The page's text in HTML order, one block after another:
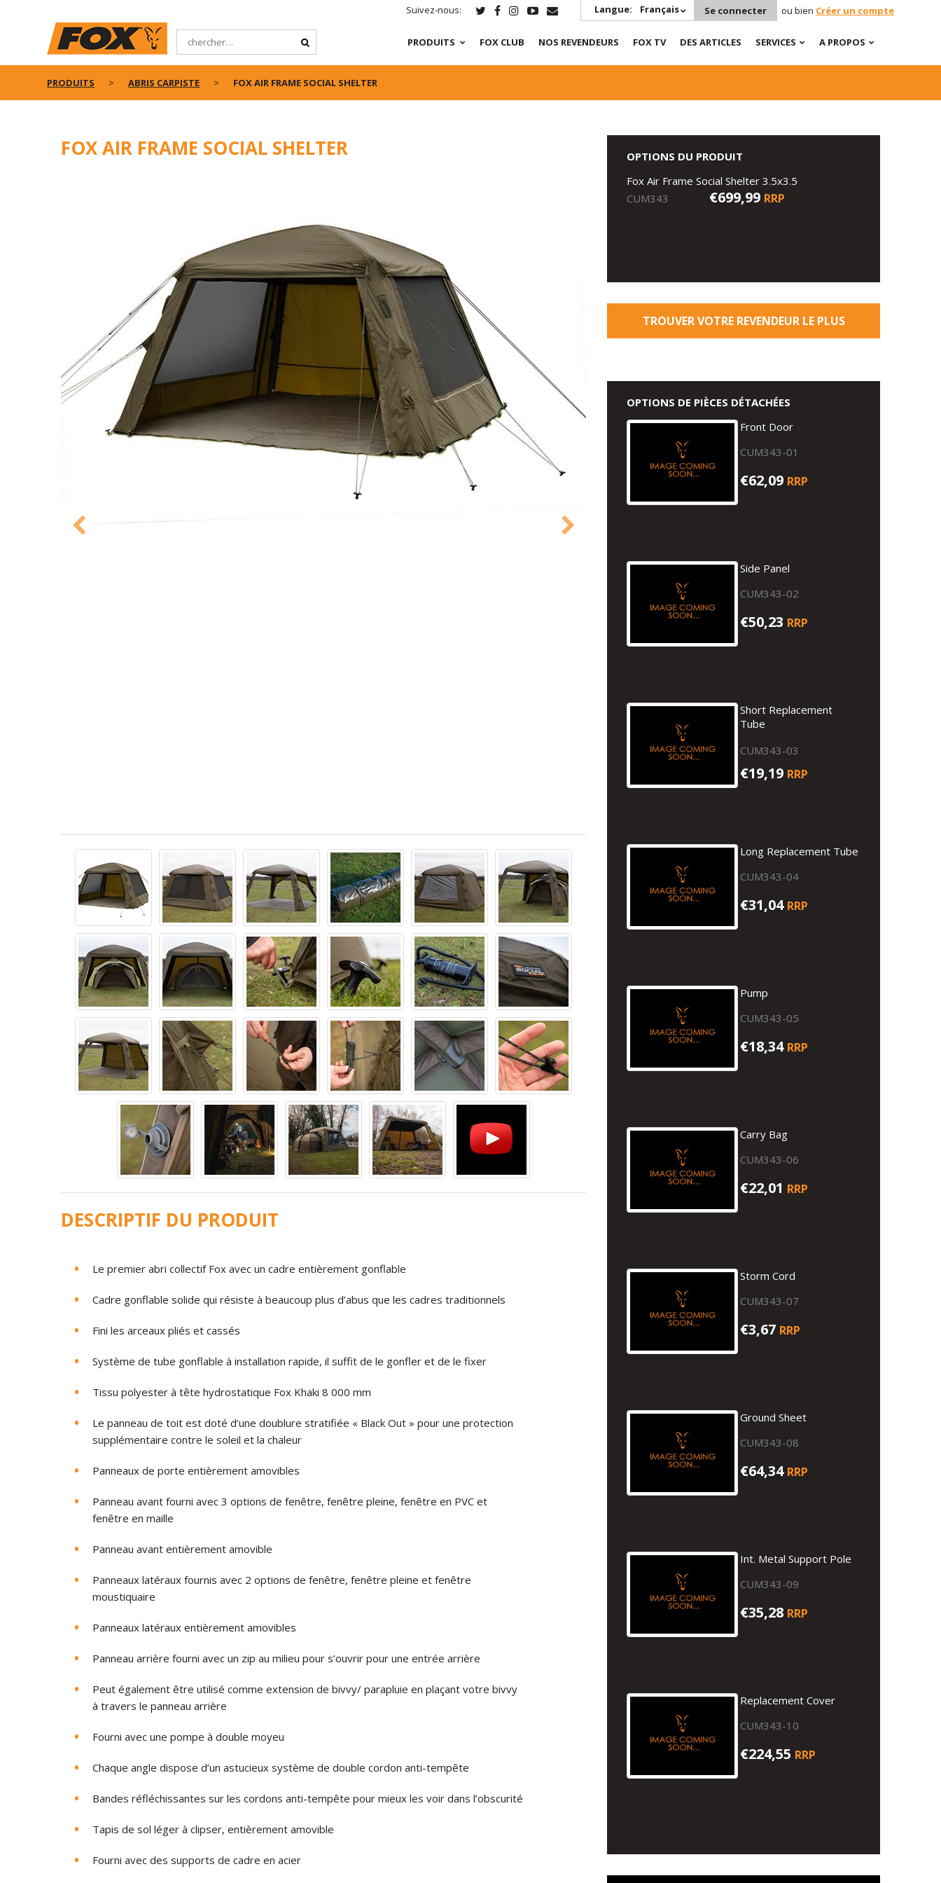
Suivez-nous: Langue: Français Se connecter ou bien Créer un compte
PRODUITS FOX CLUB NOS REVENDEURS FOX TV DES ARTICLES SERVICES A PROPOS
PRODUITS ABRIS CARPISTE FOX AIR FRAME SOCIAL SHELTER
FOX AIR FRAME SOCIAL SHELTER
DESCRIPTIF DU PRODUIT
Le premier abri collectif Fox avec un cadre entièrement gonflable
Cadre gonflable solide qui résiste à beaucoup plus d’abus que les cadres traditionnels
Fini les arceaux pliés et cassés
Système de tube gonflable à installation rapide, il suffit de le gonfler et de le fixer
Tissu polyester à tête hydrostatique Fox Khaki 8 000 mm
Le panneau de toit est doté d’une doublure stratifiée « Black Out » pour une protection
supplémentaire contre le soleil et la chaleur
Panneaux de porte entièrement amovibles
Panneau avant fourni avec 3 options de fenêtre, fenêtre pleine, fenêtre en PVC et
fenêtre en maille
Panneau avant entièrement amovible
Panneaux latéraux fournis avec 2 options de fenêtre, fenêtre pleine et fenêtre
moustiquaire
Panneaux latéraux entièrement amovibles
Panneau arrière fourni avec un zip au milieu pour s’ouvrir pour une entrée arrière
Peut également être utilisé comme extension de bivvy/ parapluie en plaçant votre bivvy
à travers le panneau arrière
Fourni avec une pompe à double moyeu
Chaque angle dispose d’un astucieux système de double cordon anti-tempête
Bandes réfléchissantes sur les cordons anti-tempête pour mieux les voir dans l’obscurité
Tapis de sol léger à clipser, entièrement amovible
Fourni avec des supports de cadre en acier
OPTIONS DU PRODUIT
Fox Air Frame Social Shelter 3.5x3.5
CUM343
€699,99 RRP
TROUVER VOTRE REVENDEUR LE PLUS
OPTIONS DE PIÈCES DÉTACHÉES
Front Door
CUM343-01
€62,09 RRP
Side Panel
CUM343-02
€50,23 RRP
Short Replacement
Tube
CUM343-03
€19,19 RRP
Long Replacement Tube
CUM343-04
€31,04 RRP
Pump
CUM343-05
€18,34 RRP
Carry Bag
CUM343-06
€22,01 RRP
Storm Cord
CUM343-07
€3,67 RRP
Ground Sheet
CUM343-08
€64,34 RRP
Int. Metal Support Pole
CUM343-09
€35,28 RRP
Replacement Cover
CUM343-10
€224,55 RRP